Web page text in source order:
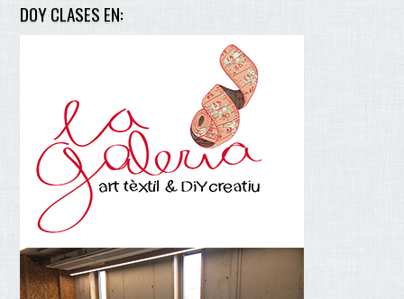
DOY CLASES EN: